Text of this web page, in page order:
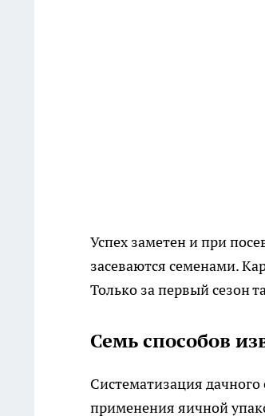
Успех заметен и при
засеваются семенами.
Только за первый сезон
Семь способов
Систематизация
применения яичной